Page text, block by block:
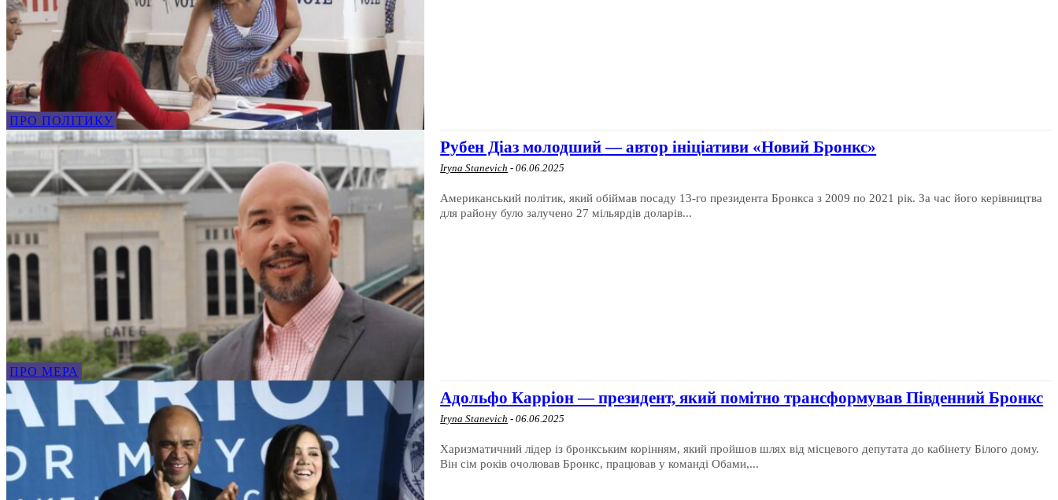
ПРО ПОЛІТИКУ
ПРО МЕРА
Рубен Діаз молодший — автор ініціативи «Новий Бронкс»
Iryna Stanevich - 06.06.2025
Американський політик, який обіймав посаду 13-го президента Бронкса з 2009 по 2021 рік. За час його керівництва
для району було залучено 27 мільярдів доларів...
Адольфо Карріон — президент, який помітно трансформував Південний Бронкс
Iryna Stanevich - 06.06.2025
Харизматичний лідер із бронкським корінням, який пройшов шлях від місцевого депутата до кабінету Білого дому.
Він сім років очолював Бронкс, працював у команді Обами,...